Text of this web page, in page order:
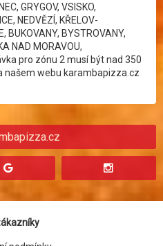
GRYGOV, VSISKO,
NEDVĚZÍ, KŘELOV-
BUKOVANY, BYSTROVANY,
NAD MORAVOU,
pro zónu 2 musí být nad 350
našem webu karambapizza.cz